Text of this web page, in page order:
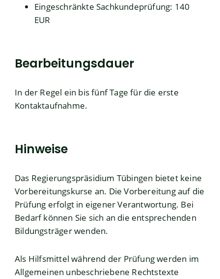
Eingeschränkte Sachkundeprüfung: 140
EUR
Bearbeitungsdauer
In der Regel ein bis fünf Tage für die erste
Kontaktaufnahme.
Hinweise
Das Regierungspräsidium Tübingen bietet keine
Vorbereitungskurse an. Die Vorbereitung auf die
Prüfung erfolgt in eigener Verantwortung. Bei
Bedarf können Sie sich an die entsprechenden
Bildungsträger wenden.
Als Hilfsmittel während der Prüfung werden im
Allgemeinen unbeschriebene Rechtstexte